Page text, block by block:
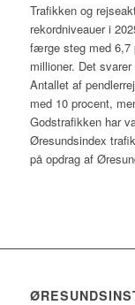
Trafikken og
rekordniveauer i
færge steg med 6,7
millioner. Det
Antallet af
med 10 procent,
Godstrafikken har
Øresundsindex
på opdrag af